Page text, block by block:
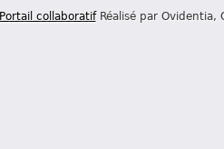
Portail collaboratifRéalisé par Ovidentia,